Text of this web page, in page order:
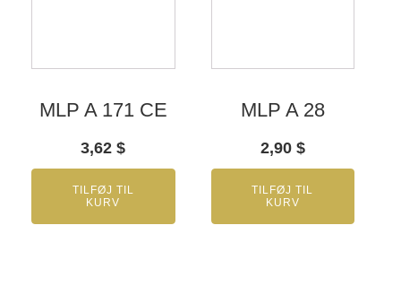
MLP A 171 CE
3,62$
TILFØJ TIL
KURV
MLP A 28
2,90 $
TILFØJ TIL
KURV